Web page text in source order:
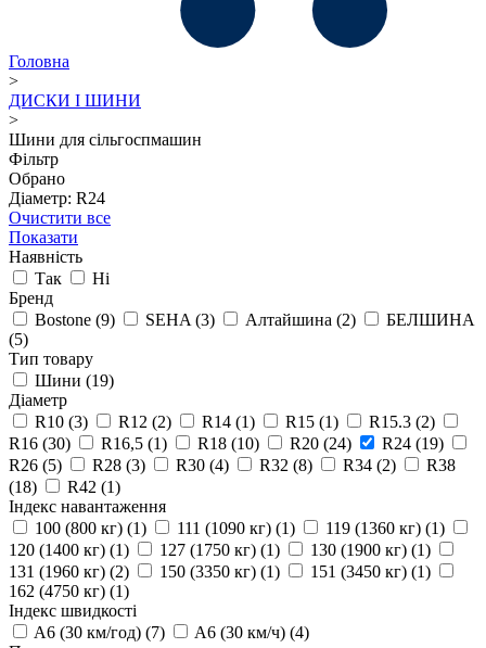
Головна
>
ДИСКИ І ШИНИ
>
Шини для сільгоспмашин
Фільтр
Обрано
Діаметр: R24
Очистити все
Показати
Наявність
Так
Ні
Бренд
Bostone (9) SEHA (3) Алтайшина (2)
БЕЛШИНА
(5)
Тип товару
Шини (19)
Діаметр
R10 (3) R12 (2) R14 (1) R15 (1) R15.3 (2)
R16 (30) R16,5 (1) R18 (10) R20 (24) R24 (19)
R26 (5) R28 (3) R30 (4) R32 (8) R34 (2)
R38
(18)
R42 (1)
Індекс навантаження
100 (800 кг) (1) 111 (1090 кг) (1) 119 (1360 кг) (1)
120 (1400 кг) (1) 127 (1750 кг) (1) 130 (1900 кг) (1)
131 (1960 кг) (2) 150 (3350 кг) (1) 151 (3450 кг) (1)
162 (4750 кг) (1)
Індекс швидкості
A6 (30 км/год) (7) A6 (30 км/ч) (4)